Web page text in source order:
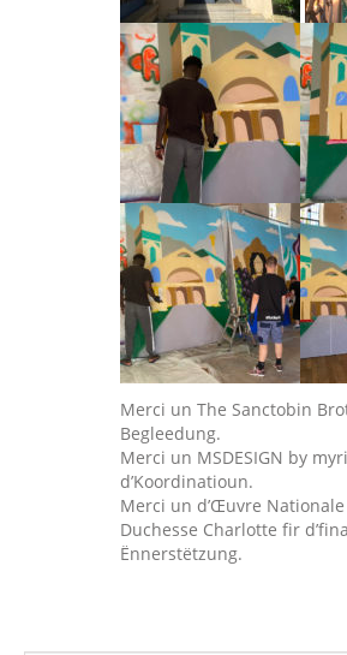
Merci un The Sanctobin
Begleedung.
Merci un MSDESIGN by
d’Koordinatioun.
Merci un d’Œuvre
Duchesse Charlotte fir
Ënnerstëtzung.